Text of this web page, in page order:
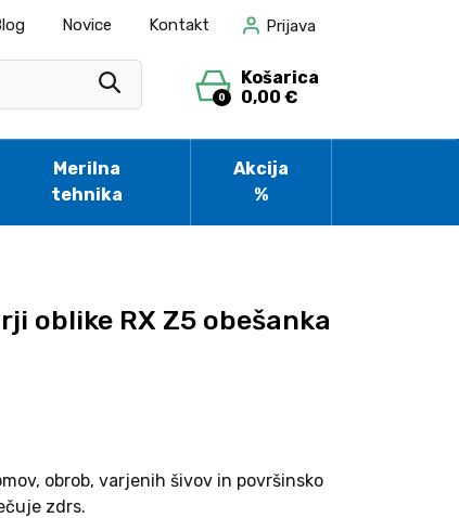
Novice Kontakt Prijava
0
Košarica
0,00 €
Merilna
tehnika
Akcija
%
oblike RX Z5 obešanka
obrob, varjenih šivov in površinsko
zdrs.